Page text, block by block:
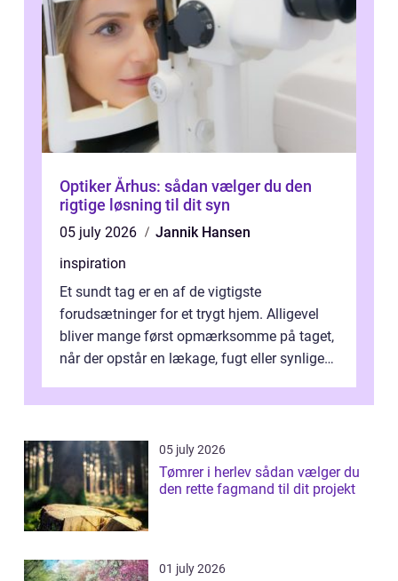
Optiker Århus: sådan vælger du den
rigtige løsning til dit syn
05 july 2026
Jannik Hansen
inspiration
Et sundt tag er en af de vigtigste
forudsætninger for et trygt hjem. Alligevel
bliver mange først opmærksomme på taget,
når der opstår en lækage, fugt eller synlige
05 july 2026
Tømrer i herlev sådan vælger du
den rette fagmand til dit projekt
01 july 2026